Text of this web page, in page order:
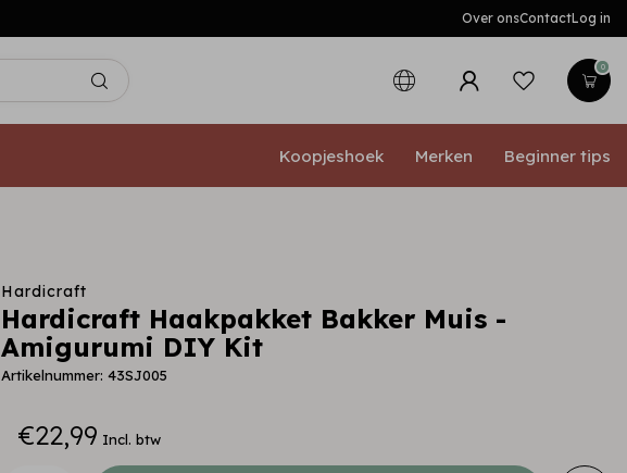
Over onsContactLog in
0
Koopjeshoek Merken Beginner tips
Hardicraft
Hardicraft Haakpakket Bakker Muis -
Amigurumi DIY Kit
Artikelnummer: 43SJ005
€22,99 Incl. btw